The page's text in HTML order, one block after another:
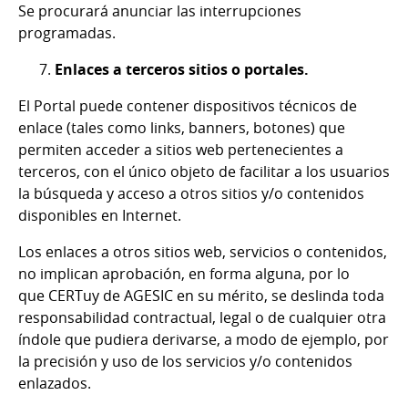
Se procurará anunciar las interrupciones
programadas.
Enlaces a terceros sitios o portales.
El Portal puede contener dispositivos técnicos de
enlace (tales como links, banners, botones) que
permiten acceder a sitios web pertenecientes a
terceros, con el único objeto de facilitar a los usuarios
la búsqueda y acceso a otros sitios y/o contenidos
disponibles en Internet.
Los enlaces a otros sitios web, servicios o contenidos,
no implican aprobación, en forma alguna, por lo
que CERTuy de AGESIC en su mérito, se deslinda toda
responsabilidad contractual, legal o de cualquier otra
índole que pudiera derivarse, a modo de ejemplo, por
la precisión y uso de los servicios y/o contenidos
enlazados.